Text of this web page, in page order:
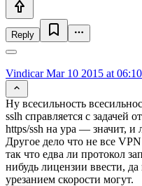
Reply
VindicarMar 10 2015 at 06:10
Ну всесильность
sslh справляется с задачей
https/ssh на ура — значит,
Другое дело что не все
так что едва ли протокол
нибудь лицензии ввести,
урезанием скорости могут.